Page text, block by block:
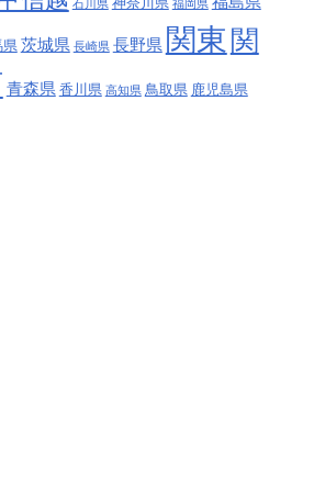
石川県 福岡県
茨城県 長崎県 長野県 関東 関
青森県 香川県 高知県 鳥取県 鹿児島県